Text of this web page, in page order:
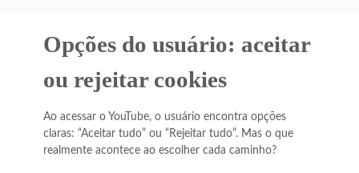
Opções do usuário: aceitar
ou rejeitar cookies
Ao acessar o YouTube, o usuário encontra opções
claras: “Aceitar tudo” ou “Rejeitar tudo”. Mas o que
realmente acontece ao escolher cada caminho?